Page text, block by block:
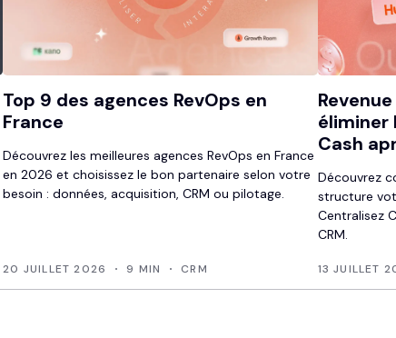
Top 9 des agences RevOps en
France
Découvrez les meilleures agences RevOps en France
en 2026 et choisissez le bon partenaire selon votre
besoin : données, acquisition, CRM ou pilotage.
20 JUILLET 2026 9 MIN CRM
Cash
Découvrez
structure
Centralisez
CRM.
13 JUILLET